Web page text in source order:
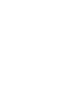
Ružičku
si